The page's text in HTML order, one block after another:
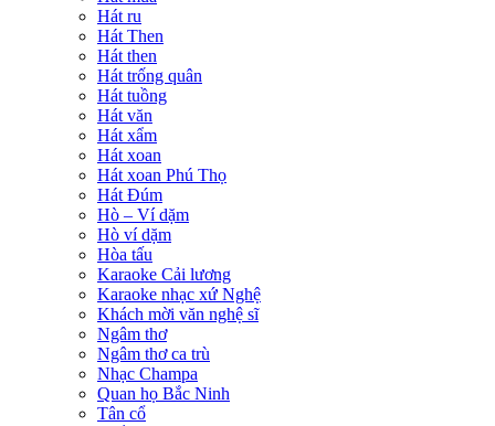
Hát ru
Hát Then
Hát then
Hát trống quân
Hát tuồng
Hát văn
Hát xẩm
Hát xoan
Hát xoan Phú Thọ
Hát Đúm
Hò – Ví dặm
Hò ví dặm
Hòa tấu
Karaoke Cải lương
Karaoke nhạc xứ Nghệ
Khách mời văn nghệ sĩ
Ngâm thơ
Ngâm thơ ca trù
Nhạc Champa
Quan họ Bắc Ninh
Tân cổ